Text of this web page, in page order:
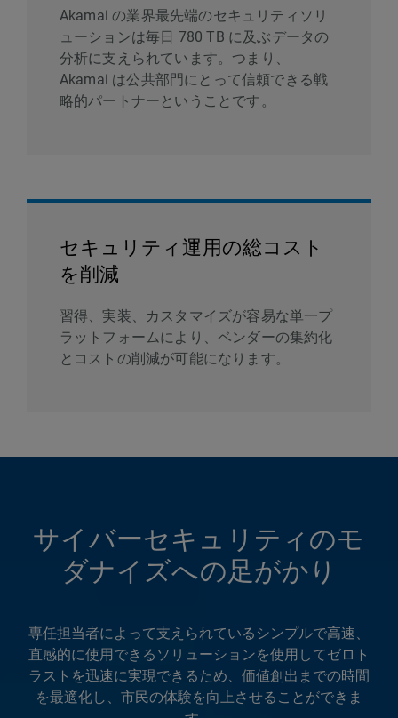
Akamai の業界最先端のセキュリティソリ
ューションは毎日 780 TB に及ぶデータの
分析に支えられています。つまり、
Akamai は公共部門にとって信頼できる戦
略的パートナーということです。
セキュリティ運用の総コスト
を削減
習得、実装、カスタマイズが容易な単一プ
ラットフォームにより、ベンダーの集約化
とコストの削減が可能になります。
サイバーセキュリティのモ
ダナイズへの足がかり
専任担当者によって支えられているシンプルで高速、
直感的に使用できるソリューションを使用してゼロト
ラストを迅速に実現できるため、価値創出までの時間
を最適化し、市民の体験を向上させることができま